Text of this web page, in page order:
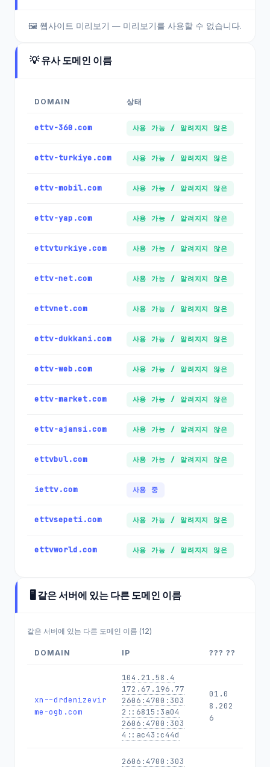
🖼️ 웹사이트 미리보기 — 미리보기를 사용할 수 없습니다.
💡 유사 도메인 이름
DOMAIN 상태
ettv-360.com 사용 가능 / 알려지지 않은
ettv-turkiye.com 사용 가능 / 알려지지 않은
ettv-mobil.com 사용 가능 / 알려지지 않은
ettv-yap.com 사용 가능 / 알려지지 않은
ettvturkiye.com 사용 가능 / 알려지지 않은
ettv-net.com 사용 가능 / 알려지지 않은
ettvnet.com 사용 가능 / 알려지지 않은
ettv-dukkani.com 사용 가능 / 알려지지 않은
ettv-web.com 사용 가능 / 알려지지 않은
ettv-market.com 사용 가능 / 알려지지 않은
ettv-ajansi.com 사용 가능 / 알려지지 않은
ettvbul.com 사용 가능 / 알려지지 않은
iettv.com 사용 중
ettvsepeti.com 사용 가능 / 알려지지 않은
ettvworld.com 사용 가능 / 알려지지 않은
🖥️ 같은 서버에 있는 다른 도메인 이름
같은 서버에 있는 다른 도메인 이름 (12)
DOMAIN IP ??? ??
xn--drdenizevir
me-ogb.com
104.21.58.4
172.67.196.77
2606:4700:303
2::6815:3a04
2606:4700:303
4::ac43:c44d
01.0
8.202
6
2606:4700:303